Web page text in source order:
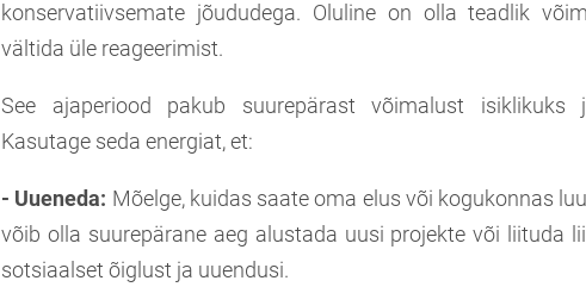
konservatiivsemate jõududega. Oluline on olla teadlik
vältida üle reageerimist.
See ajaperiood pakub suurepärast võimalust isiklikuks
Kasutage seda energiat, et:
- Uueneda: Mõelge, kuidas saate oma elus või kogukonnas
võib olla suurepärane aeg alustada uusi projekte või liituda
sotsiaalset õiglust ja uuendusi.